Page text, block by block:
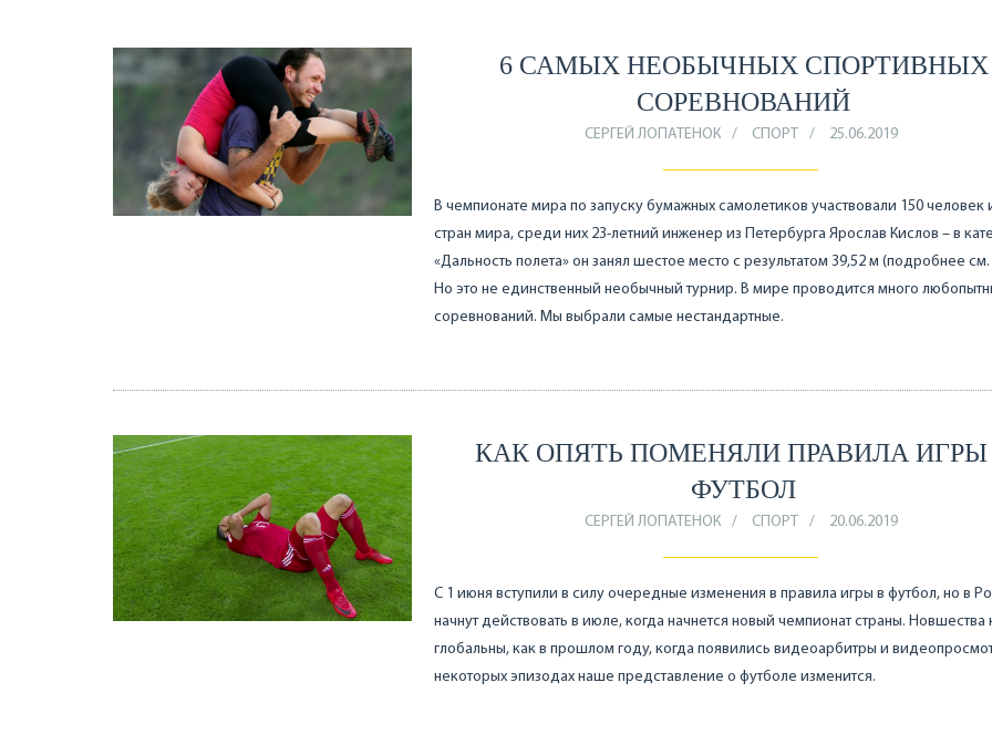
6 САМЫХ НЕОБЫЧНЫХ СПОРТИВНЫХ
СОРЕВНОВАНИЙ
СЕРГЕЙ ЛОПАТЕНОК СПОРТ 25.06.2019
В чемпионате мира по запуску бумажных самолетиков участвовали 150 человек
стран мира, среди них 23-летний инженер из Петербурга Ярослав Кислов – в
«Дальность полета» он занял шестое место с результатом 39,52 м (подробнее
Но это не единственный необычный турнир. В мире проводится много
соревнований. Мы выбрали самые нестандартные.
КАК ОПЯТЬ ПОМЕНЯЛИ ПРАВИЛА ИГРЫ
ФУТБОЛ
СЕРГЕЙ ЛОПАТЕНОК СПОРТ 20.06.2019
С 1 июня вступили в силу очередные изменения в правила игры в футбол, но в
начнут действовать в июле, когда начнется новый чемпионат страны. Новшества
глобальны, как в прошлом году, когда появились видеоарбитры и
некоторых эпизодах наше представление о футболе изменится.